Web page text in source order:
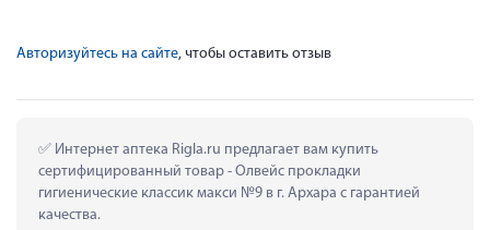
Авторизуйтесь на сайте, чтобы оставить отзыв
Интернет аптека Rigla.ru предлагает вам купить
сертифицированный товар - Олвейс прокладки
гигиенические классик макси №9 в г. Архара с гарантией
качества.